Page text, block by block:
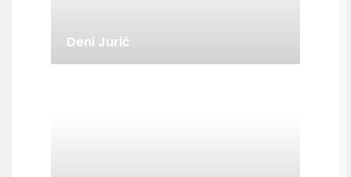
Deni Jurić